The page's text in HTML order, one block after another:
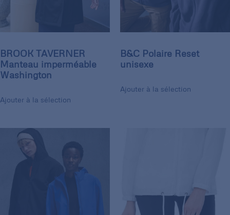
BROOK TAVERNER
Manteau imperméable
Washington
Ajouter à la sélection
B&C Polaire Reset
unisexe
Ajouter à la sélection